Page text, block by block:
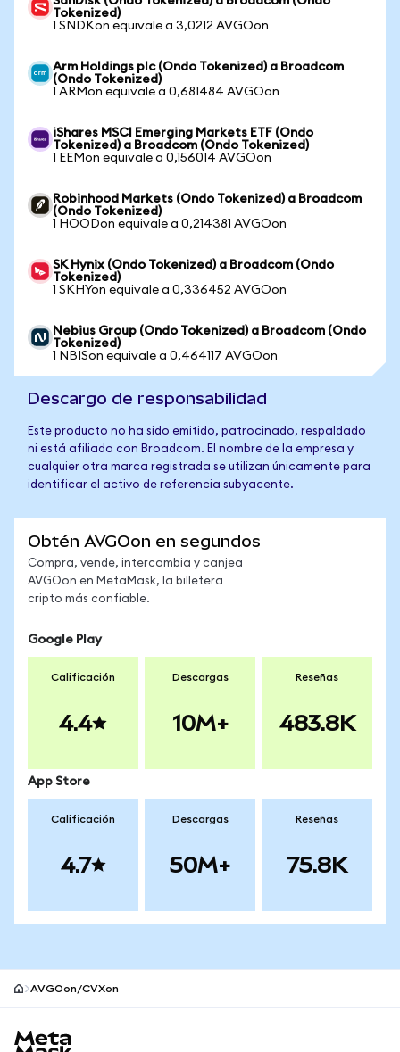
Tokenized)
1 SNDKon equivale a 3,0212 AVGOon
Arm Holdings plc (Ondo Tokenized) a Broadcom
(Ondo Tokenized)
1 ARMon equivale a 0,681484 AVGOon
iShares MSCI Emerging Markets ETF (Ondo
Tokenized) a Broadcom (Ondo Tokenized)
1 EEMon equivale a 0,156014 AVGOon
Robinhood Markets (Ondo Tokenized) a Broadcom
(Ondo Tokenized)
1 HOODon equivale a 0,214381 AVGOon
SK Hynix (Ondo Tokenized) a Broadcom (Ondo
Tokenized)
1 SKHYon equivale a 0,336452 AVGOon
Nebius Group (Ondo Tokenized) a Broadcom (Ondo
Tokenized)
1 NBISon equivale a 0,464117 AVGOon
Descargo de responsabilidad
Este producto no ha sido emitido, patrocinado, respaldado
ni está afiliado con Broadcom. El nombre de la empresa y
cualquier otra marca registrada se utilizan únicamente para
identificar el activo de referencia subyacente.
Obtén AVGOon en segundos
Compra, vende, intercambia y canjea
AVGOon en MetaMask, la billetera
cripto más confiable.
Google Play
Calificación
4.4
Descargas
10M+
Reseñas
483.8K
App Store
Calificación
4.7
Descargas
50M+
Reseñas
75.8K
AVGOon/CVXon